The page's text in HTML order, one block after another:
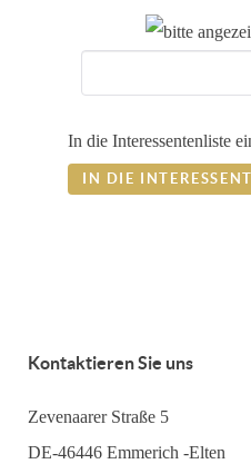
In die Interessentenliste
IN DIE
Kontaktieren Sie uns
Zevenaarer Straße 5
DE-46446 Emmerich -Elten